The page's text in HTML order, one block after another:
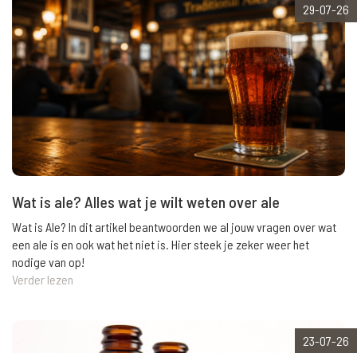
29-07-26
Wat is ale? Alles wat je wilt weten over ale
Wat is Ale? In dit artikel beantwoorden we al jouw vragen over wat
een ale is en ook wat het niet is. Hier steek je zeker weer het
nodige van op!
Verder lezen
23-07-26